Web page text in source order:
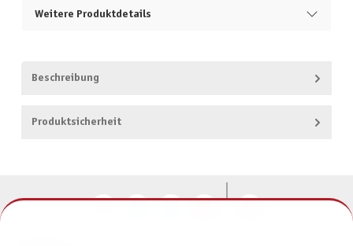
Weitere Produktdetails
Beschreibung
Produktsicherheit